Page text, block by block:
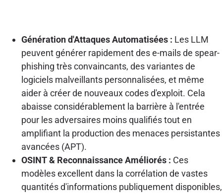
Génération d'Attaques Automatisées : Les LLM
peuvent générer rapidement des e-mails de spear-
phishing très convaincants, des variantes de
logiciels malveillants personnalisées, et même
aider à créer de nouveaux codes d'exploit. Cela
abaisse considérablement la barrière à l'entrée
pour les adversaires moins qualifiés tout en
amplifiant la production des menaces persistantes
avancées (APT).
OSINT & Reconnaissance Améliorés : Ces
modèles excellent dans la corrélation de vastes
quantités d'informations publiquement disponibles,